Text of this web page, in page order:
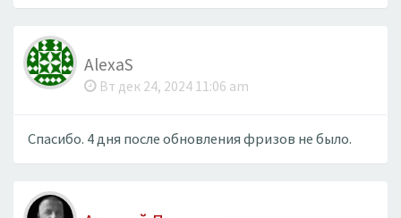
AlexaS
Вт дек 24, 2024 11:06 am
Спасибо. 4 дня после обновления фризов не было.